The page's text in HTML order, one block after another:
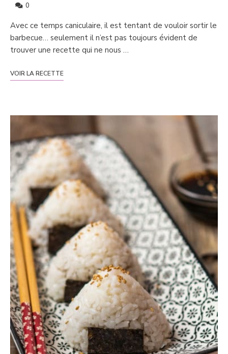
0
Avec ce temps caniculaire, il est tentant de vouloir sortir le
barbecue… seulement il n’est pas toujours évident de
trouver une recette qui ne nous …
VOIR LA RECETTE